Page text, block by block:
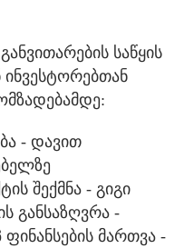
საწყის
ინვესტორებთან
- დავით
შექმნა - გიგი
განსაზღვრა -
მართვა -